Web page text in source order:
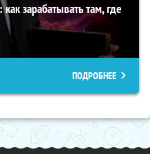
зарабатывать там, где
ПОДРОБНЕЕ